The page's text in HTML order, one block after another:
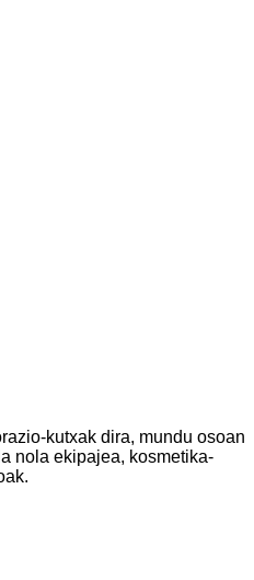
kutxak dira, mundu osoan
nola ekipajea, kosmetika-